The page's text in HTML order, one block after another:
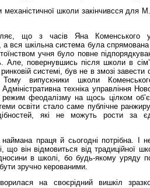
механістичної школи закінчивсся для
що з часів Яна Коменського
вся шкільна система була
учня було повне
Але, повернувшись після школи в
системі, був не в змозі
Тому випускники школи
техніка управління
режим феодалізму на щось цілком
освіти стало саме публічне
які не можуть рости за
праця й сьогодні потрібна. І
що він відмовиться від традиційної
в школі, бо будь-якому уряду
зручно керованими.
на своєрідний вишкіл